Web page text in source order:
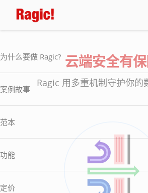
为什么要做 Ragic?
案例故事
范本
功能
定价
云端安全有
Ragic 用多重机制守护你的